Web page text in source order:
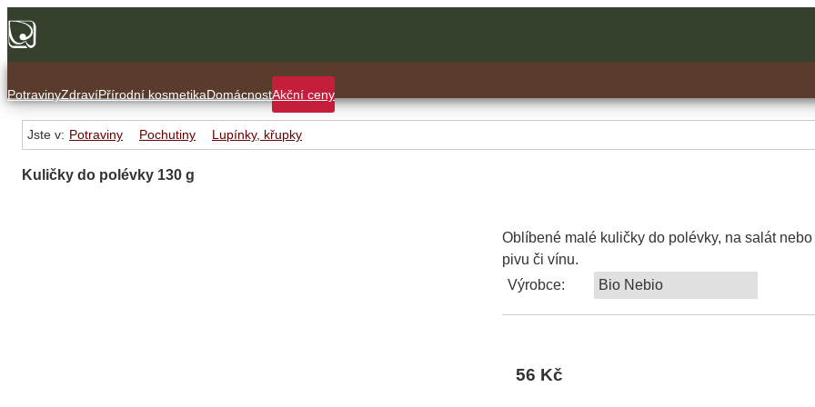
PotravinyZdravíPřírodní kosmetikaDomácnostAkční ceny
Jste v: Potraviny Pochutiny Lupínky, křupky
Kuličky do polévky 130 g
Oblíbené malé kuličky do polévky, na salát
pivu či vínu.
Výrobce:
Bio Nebio
56 Kč